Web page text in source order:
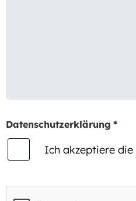
Datenschutzerklärung *
Ich akzeptiere die